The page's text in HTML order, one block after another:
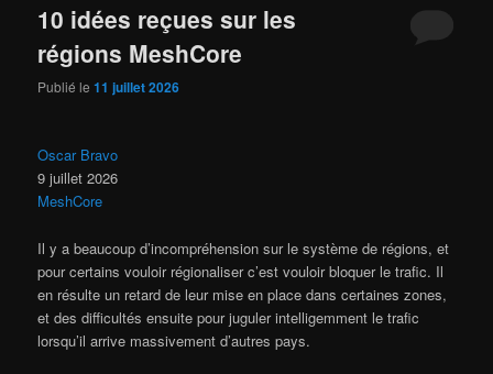
10 idées reçues sur les
régions MeshCore
Publié le11 juillet 2026
Oscar Bravo
9 juillet 2026
MeshCore
Il y a beaucoup d’incompréhension sur le système de régions, et
pour certains vouloir régionaliser c’est vouloir bloquer le trafic. Il
en résulte un retard de leur mise en place dans certaines zones,
et des difficultés ensuite pour juguler intelligemment le trafic
lorsqu’il arrive massivement d’autres pays.